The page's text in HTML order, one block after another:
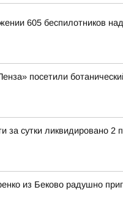
605 беспилотников
посетили
за сутки ликвидировано 2
из Беково радушно